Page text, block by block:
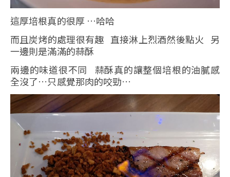
這厚培根真的很厚 …哈哈
而且炭烤的處理很有趣 直接淋上烈酒然後點火 另
一邊則是滿滿的蒜酥
兩邊的味道很不同 蒜酥真的讓整個培根的油膩感
全沒了…只感覺那肉的咬勁…